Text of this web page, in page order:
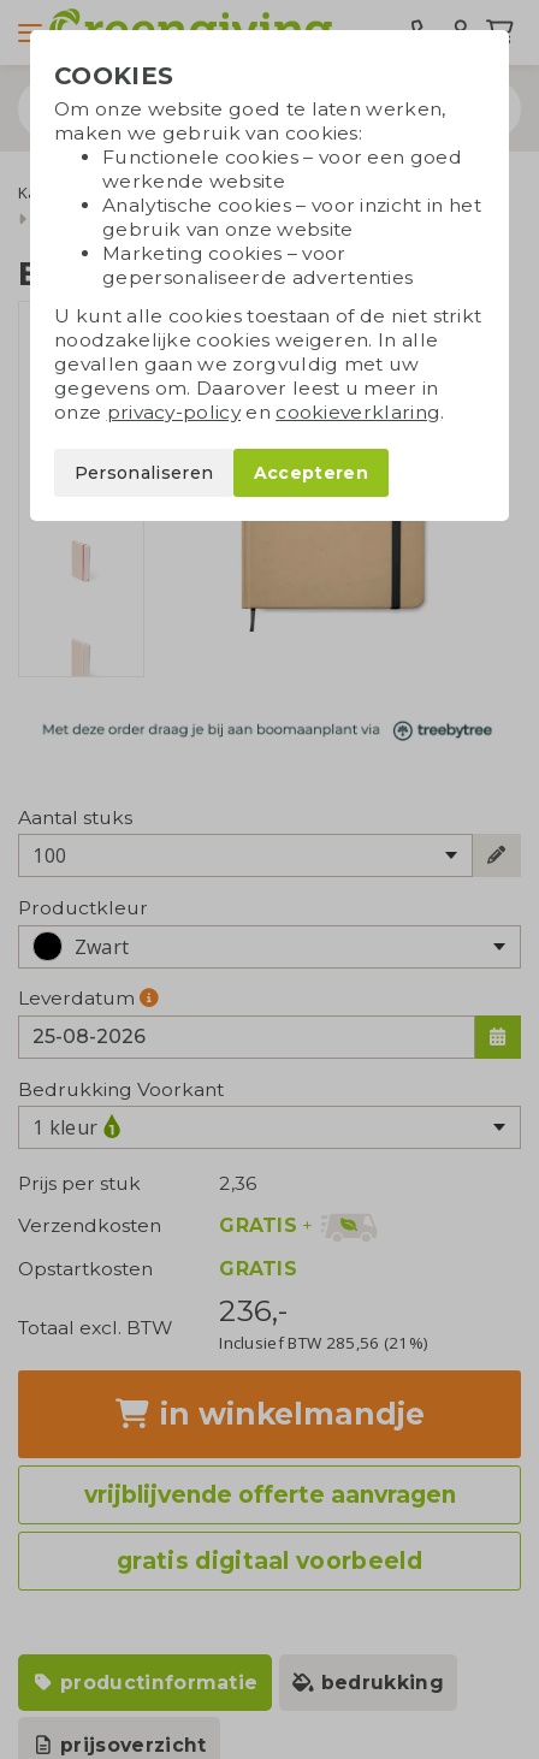
Kantoorartikelen Notitieboekjes
Eco notitieboekje
Eco notitieboekje
Aantal stuks
100
Productkleur
Zwart
Leverdatum
Bedrukking Voorkant
1 kleur
Prijs per stuk
2,36
Verzendkosten
GRATIS +
Opstartkosten
GRATIS
Totaal excl. BTW 236,-
Inclusief BTW 285,56 (21%)
in winkelmandje
vrijblijvende offerte aanvragen
gratis digitaal voorbeeld
productinformatie bedrukking
prijsoverzicht
COOKIES
Om onze website goed te laten werken,
maken we gebruik van cookies:
Functionele cookies – voor een goed
werkende website
Analytische cookies – voor inzicht in het
gebruik van onze website
Marketing cookies – voor
gepersonaliseerde advertenties
U kunt alle cookies toestaan of de niet strikt
noodzakelijke cookies weigeren. In alle
gevallen gaan we zorgvuldig met uw
gegevens om. Daarover leest u meer in
onze privacy-policyen cookieverklaring.
Personaliseren Accepteren